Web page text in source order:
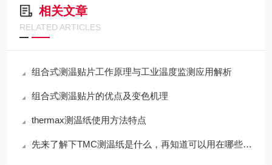
相关文章
RELATED ARTICLES
组合式测温贴片工作原理与工业温度监测应用解析
组合式测温贴片的优点及变色机理
thermax测温纸使用方法特点
先来了解下TMC测温纸是什么，再知道可以用在哪些地方